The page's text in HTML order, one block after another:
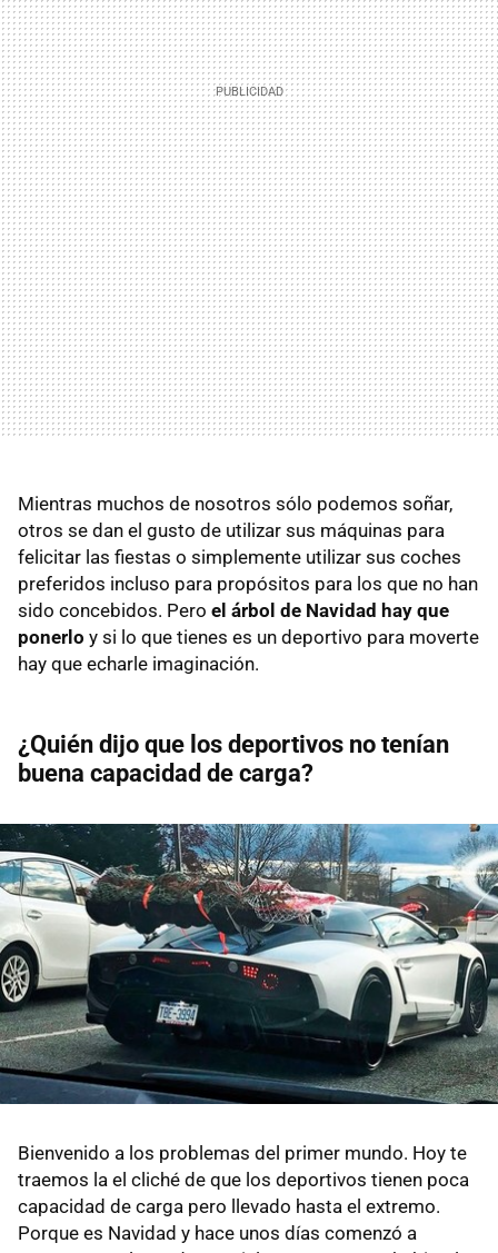
Mientras muchos de nosotros sólo podemos soñar,
otros se dan el gusto de utilizar sus máquinas para
felicitar las fiestas o simplemente utilizar sus coches
preferidos incluso para propósitos para los que no han
sido concebidos. Pero el árbol de Navidad hay que
ponerlo y si lo que tienes es un deportivo para moverte
hay que echarle imaginación.
¿Quién dijo que los deportivos no tenían
buena capacidad de carga?
Bienvenido a los problemas del primer mundo. Hoy te
traemos la el cliché de que los deportivos tienen poca
capacidad de carga pero llevado hasta el extremo.
Porque es Navidad y hace unos días comenzó a